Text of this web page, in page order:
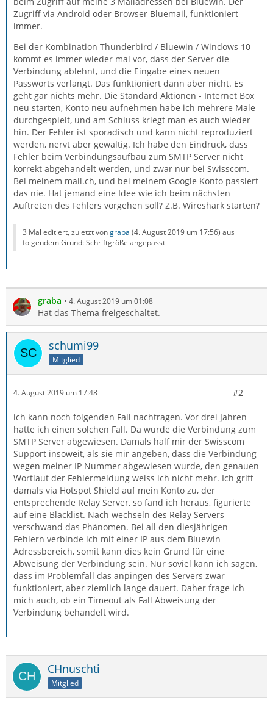
Zugriff via Android oder Browser Bluemail, funktioniert
immer.
Bei der Kombination Thunderbird / Bluewin / Windows 10
kommt es immer wieder mal vor, dass der Server die
Verbindung ablehnt, und die Eingabe eines neuen
Passworts verlangt. Das funktioniert dann aber nicht. Es
geht gar nichts mehr. Die Standard Aktionen - Internet Box
neu starten, Konto neu aufnehmen habe ich mehrere Male
durchgespielt, und am Schluss kriegt man es auch wieder
hin. Der Fehler ist sporadisch und kann nicht reproduziert
werden, nervt aber gewaltig. Ich habe den Eindruck, dass
Fehler beim Verbindungsaufbau zum SMTP Server nicht
korrekt abgehandelt werden, und zwar nur bei Swisscom.
Bei meinem mail.ch, und bei meinem Google Konto passiert
das nie. Hat jemand eine Idee wie ich beim nächsten
Auftreten des Fehlers vorgehen soll? Z.B. Wireshark starten?
3 Mal editiert, zuletzt vongraba (4. August 2019 um 17:56) aus
folgendem Grund: Schriftgröße angepasst
graba 4. August 2019 um 01:08
Hat das Thema freigeschaltet.
schumi99
Mitglied
4. August 2019 um 17:48 #2
ich kann noch folgenden Fall nachtragen. Vor drei Jahren
hatte ich einen solchen Fall. Da wurde die Verbindung zum
SMTP Server abgewiesen. Damals half mir der Swisscom
Support insoweit, als sie mir angeben, dass die Verbindung
wegen meiner IP Nummer abgewiesen wurde, den genauen
Wortlaut der Fehlermeldung weiss ich nicht mehr. Ich griff
damals via Hotspot Shield auf mein Konto zu, der
entsprechende Relay Server, so fand ich heraus, figurierte
auf eine Blacklist. Nach wechseln des Relay Servers
verschwand das Phänomen. Bei all den diesjährigen
Fehlern verbinde ich mit einer IP aus dem Bluewin
Adressbereich, somit kann dies kein Grund für eine
Abweisung der Verbindung sein. Nur soviel kann ich sagen,
dass im Problemfall das anpingen des Servers zwar
funktioniert, aber ziemlich lange dauert. Daher frage ich
mich auch, ob ein Timeout als Fall Abweisung der
Verbindung behandelt wird.
CHnuschti
Mitglied